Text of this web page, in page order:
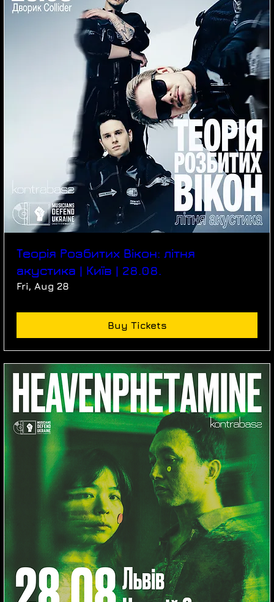
Теорія Розбитих Вікон: літня
акустика | Київ | 28.08.
Fri, Aug 28
Buy Tickets